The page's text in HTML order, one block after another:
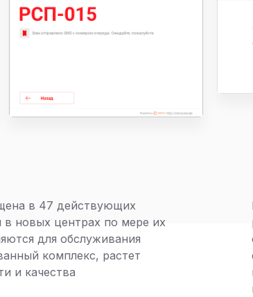
в 47 действующих
в новых центрах по мере их
для обслуживания
комплекс, растет
и качества